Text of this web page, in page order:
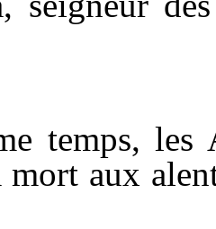
temps, les
mort aux